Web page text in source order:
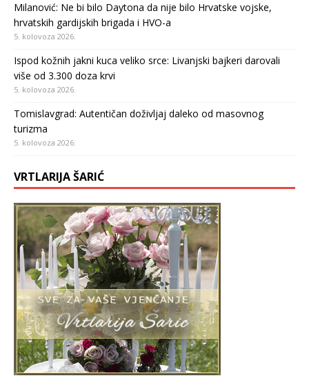
Milanović: Ne bi bilo Daytona da nije bilo Hrvatske vojske,
hrvatskih gardijskih brigada i HVO-a
5. kolovoza 2026.
Ispod kožnih jakni kuca veliko srce: Livanjski bajkeri darovali
više od 3.300 doza krvi
5. kolovoza 2026.
Tomislavgrad: Autentičan doživljaj daleko od masovnog
turizma
5. kolovoza 2026.
VRTLARIJA ŠARIĆ